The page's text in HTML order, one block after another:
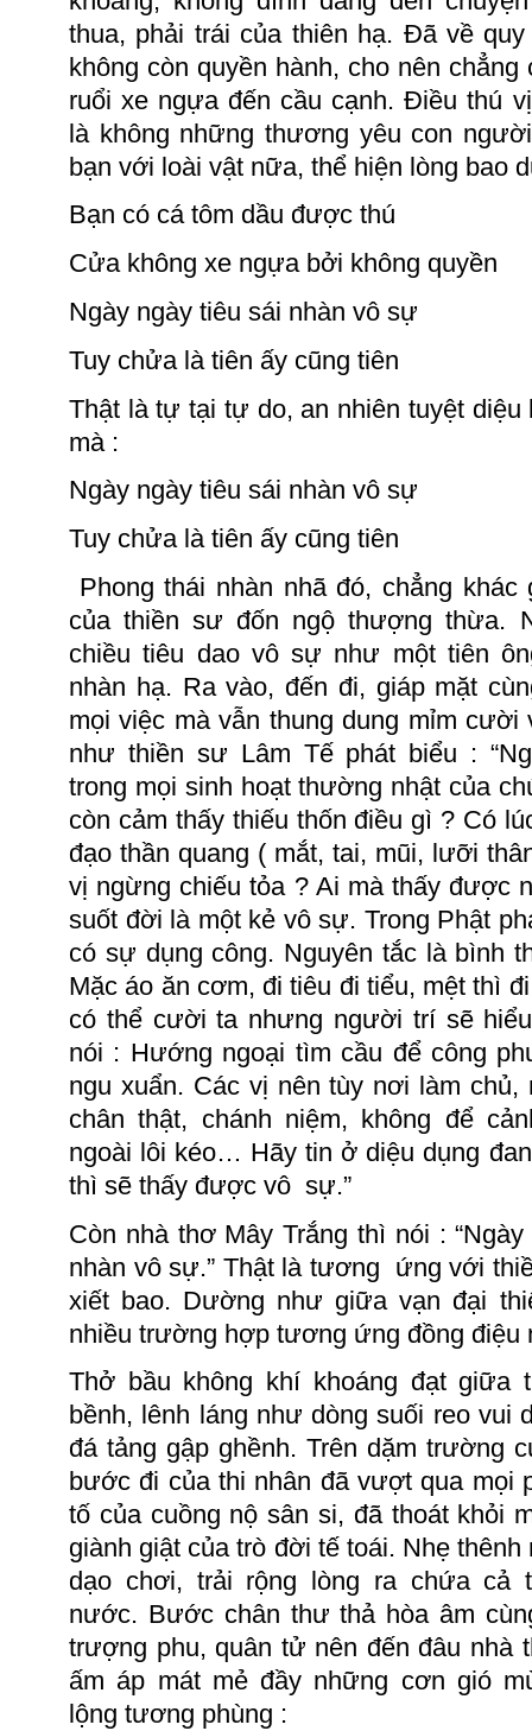
thua, phải trái của thiên hạ. Đã về quy
không còn quyền hành, cho nên chẳng
ruổixe ngựa đến cầu cạnh. Điều thú
là không những thương yêu con
bạn với loài vật nữa, thể hiện lòng bao
Bạn có cá tôm dầu được thú
Cửa không xe ngựa bởi không quyền
Ngày ngày tiêu sái nhàn vô sự
Tuy chửa là tiên ấy cũng tiên
Thật là tự tại tự do, an nhiên tuyệt diệu
mà :
Ngày ngày tiêu sái nhàn vô sự
Tuy chửa là tiên ấy cũng tiên
Phong thái nhàn nhãđó, chẳng khác
của thiền sư đốn ngộ thượng thừa.
chiều tiêu dao vô sự như một tiên
nhàn hạ. Ra vào, đến đi, giáp mặt
mọi việc mà vẫn thung dung mỉm cười
như thiền sư Lâm Tế phát biểu :
trong mọi sinh hoạt thường nhật của
còn cảm thấy thiếu thốn điều gì ? Có
đạo thần quang ( mắt, tai, mũi, lưỡi
vị ngừng chiếu tỏa ? Ai mà thấy được
suốt đời là một kẻ vô sự. Trong Phật
có sự dụng công. Nguyên tắc là bình
Mặc áo ăn cơm, đi tiêu đi tiểu, mệt thì
có thể cười ta nhưng người trí sẽ
nói : Hướng ngoại tìm cầu để công
ngu xuẩn. Các vị nên tùy nơi làm chủ,
chân thật, chánh niệm, không để
ngoài lôi kéo… Hãy tin ở diệu dụng
thì sẽ thấy được vô sự.”
Còn nhà thơ Mây Trắng thì nói :
nhàn vô sự.” Thật là tương ứng với
xiết bao. Dường như giữa vạn đại
nhiều trường hợp tương ứng đồng điệu
Thở bầu không khí khoáng đạt giữa
bềnh, lênh láng như dòng suối reo vui
đá tảng gập ghềnh. Trên dặm trường
bước đi của thi nhân đã vượt qua mọi
tố của cuồng nộ sân si, đã thoát khỏi
giành giật của trò đời tế toái. Nhẹ thênh
dạo chơi, trải rộng lòng ra chứa cả
nước. Bước chân thư thả hòa âm
trượng phu, quân tử nên đến đâu nhà
ấm áp mát mẻ đầy những cơn gió
lộng tương phùng :